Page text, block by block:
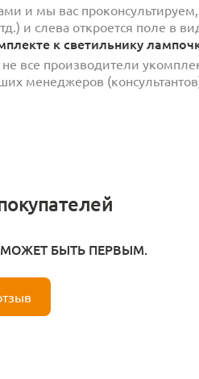
и мы вас
и слева откроется поле в
к светильнику
все производители
менеджеров
БЫТЬ ПЕРВЫМ.